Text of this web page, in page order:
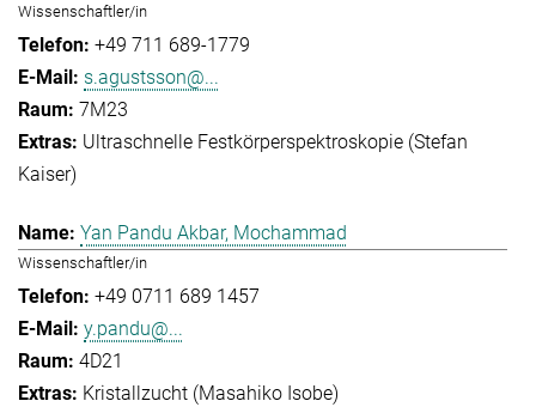
Wissenschaftler/in
+49 711 689-1779
s.agustsson@...
7M23
Ultraschnelle Festkörperspektroskopie (Stefan
Kaiser)
Yan Pandu Akbar, Mochammad
Wissenschaftler/in
+49 0711 689 1457
y.pandu@...
4D21
Kristallzucht (Masahiko Isobe)